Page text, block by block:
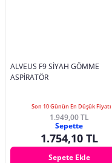
ALVEUS F9 SİYAH GÖMME
ASPİRATÖR
Son 10 Günün En Düşük Fiyatı
1.949,00 TL
Sepette
1.754,10 TL
Sepete Ekle